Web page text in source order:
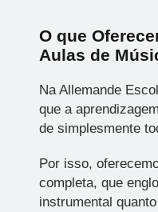
O que
Aulas de
Na Allemande
que a
de simplesmente
Por isso,
completa, que
instrumental